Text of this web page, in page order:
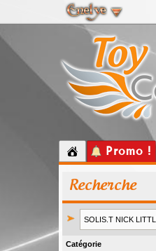
Promo !
Recherche
Catégorie